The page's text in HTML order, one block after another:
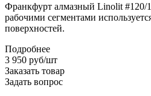
Франкфурт алмазный Linolit #120/
рабочими сегментами
поверхностей.
Подробнее
3 950 руб/шт
Заказать товар
Задать вопрос